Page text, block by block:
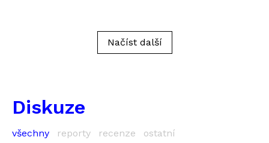
Načíst další
Diskuze
všechny reporty recenze ostatní